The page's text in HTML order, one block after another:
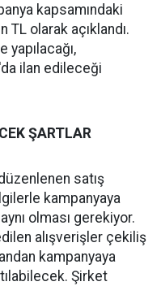
kapsamındaki
TL olarak açıklandı.
yapılacağı,
ilan edileceği
ŞARTLAR
satış
kampanyaya
olması gerekiyor.
alışverişler çekiliş
kampanyaya
Şirket